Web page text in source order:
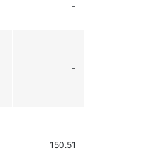
-
-
150.51